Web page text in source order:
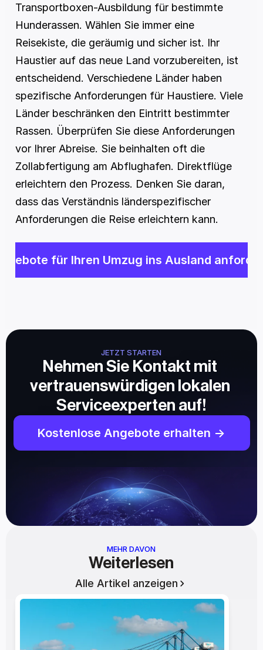
Transportboxen-Ausbildung für bestimmte
Hunderassen. Wählen Sie immer eine
Reisekiste, die geräumig und sicher ist. Ihr
Haustier auf das neue Land vorzubereiten, ist
entscheidend. Verschiedene Länder haben
spezifische Anforderungen für Haustiere. Viele
Länder beschränken den Eintritt bestimmter
Rassen. Überprüfen Sie diese Anforderungen
vor Ihrer Abreise. Sie beinhalten oft die
Zollabfertigung am Abflughafen. Direktflüge
erleichtern den Prozess. Denken Sie daran,
dass das Verständnis länderspezifischer
Anforderungen die Reise erleichtern kann.
für Ihren Umzug ins Ausland
JETZT STARTEN
Nehmen Sie Kontakt mit
vertrauenswürdigen lokalen
Serviceexperten auf!
Kostenlose Angebote erhalten ->
MEHR DAVON
Weiterlesen
Alle Artikel anzeigen